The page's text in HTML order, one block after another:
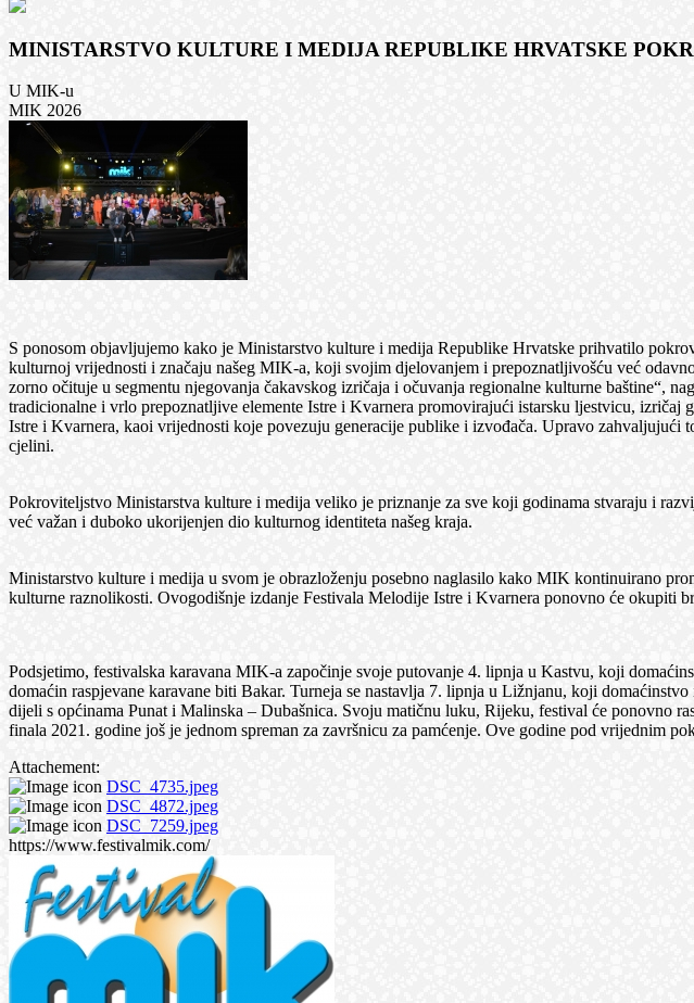
MINISTARSTVO KULTURE I MEDIJA REPUBLIKE HRVATSKE
U MIK-u
MIK 2026
S ponosom objavljujemo kako je Ministarstvo kulture i medija Republike Hrvatske prihvatilo
kulturnoj vrijednosti i značaju našeg MIK-a, koji svojim djelovanjem i prepoznatljivošću već
zorno očituje u segmentu njegovanja čakavskog izričaja i očuvanja regionalne kulturne baštine“,
tradicionalne i vrlo prepoznatljive elemente Istre i Kvarnera promovirajući istarsku ljestvicu,
Istre i Kvarnera, kaoi vrijednosti koje povezuju generacije publike i izvođača. Upravo
cjelini.
Pokroviteljstvo Ministarstva kulture i medija veliko je priznanje za sve koji godinama stvaraju i
već važan i duboko ukorijenjen dio kulturnog identiteta našeg kraja.
Ministarstvo kulture i medija u svom je obrazloženju posebno naglasilo kako MIK kontinuirano
kulturne raznolikosti. Ovogodišnje izdanje Festivala Melodije Istre i Kvarnera ponovno će okupiti
Podsjetimo, festivalska karavana MIK-a započinje svoje putovanje 4. lipnja u Kastvu, koji
domaćin raspjevane karavane biti Bakar. Turneja se nastavlja 7. lipnja u Ližnjanu, koji
dijeli s općinama Punat i Malinska – Dubašnica. Svoju matičnu luku, Rijeku, festival će
finala 2021. godine još je jednom spreman za završnicu za pamćenje. Ove godine pod vrijednim
Attachement:
DSC_4735.jpeg
DSC_4872.jpeg
DSC_7259.jpeg
https://www.festivalmik.com/